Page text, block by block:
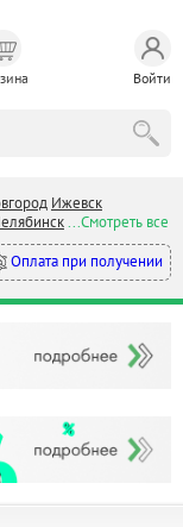
Войти
Ижевск
...Смотреть все
Оплата при получении